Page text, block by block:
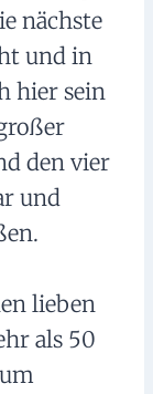
nächste
und in
hier sein
den vier
und
lieben
als 50